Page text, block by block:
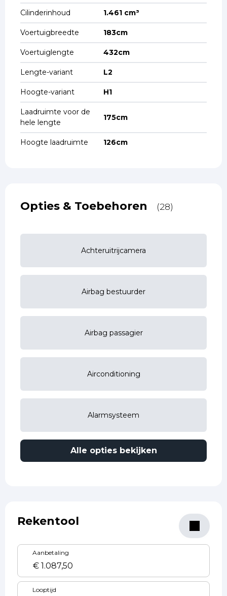
Cilinderinhoud 1.461 cm³
Voertuigbreedte 183cm
Voertuiglengte 432cm
Lengte-variant L2
Hoogte-variant H1
Laadruimte voor de
hele lengte
175cm
Hoogte laadruimte 126cm
Opties & Toebehoren (28)
Achteruitrijcamera
Airbag bestuurder
Airbag passagier
Airconditioning
Alarmsysteem
Alle opties bekijken
Rekentool
Aanbetaling
Looptijd